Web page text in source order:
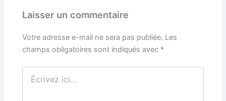
Laisser un commentaire
Votre adresse e-mail ne sera pas publiée. Les
champs obligatoires sont indiqués avec *
ici…